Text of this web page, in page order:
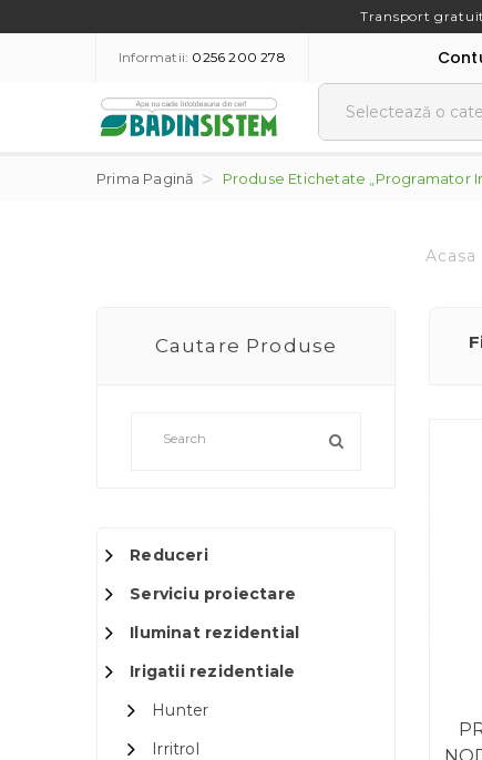
Transport
Informatii: 0256 200 278
Prima Pagină Produse Etichetate „programator
Acasa
Cautare Produse
Reduceri
Serviciu proiectare
Iluminat rezidential
Irigatii rezidentiale
Hunter
Irritrol